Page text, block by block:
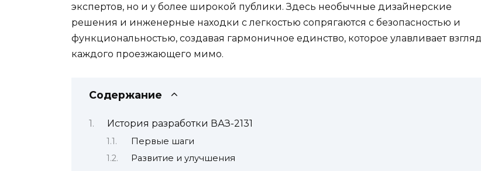
экспертов, но и у более широкой публики. Здесь необычные дизайнерские
решения и инженерные находки с легкостью сопрягаются с безопасностью и
функциональностью, создавая гармоничное единство, которое улавливает взгляд
каждого проезжающего мимо.
Содержание
История разработки ВАЗ-2131
Первые шаги
Развитие и улучшения